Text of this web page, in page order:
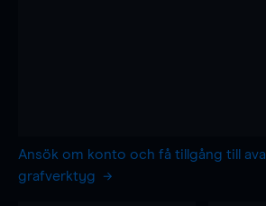
Ansök om konto och få tillgång till
grafverktyg